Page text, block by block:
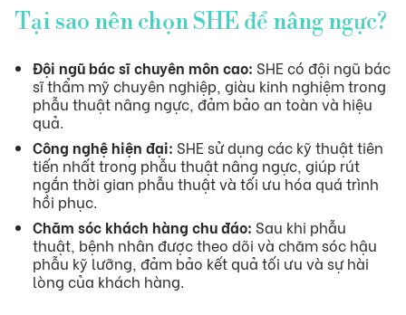
Tại sao nên chọn SHE để nâng ngực?
Đội ngũ bác sĩ chuyên môn cao: SHE có đội ngũ bác
sĩ thẩm mỹ chuyên nghiệp, giàu kinh nghiệm trong
phẫu thuật nâng ngực, đảm bảo an toàn và hiệu
quả.
Công nghệ hiện đại: SHE sử dụng các kỹ thuật tiên
tiến nhất trong phẫu thuật nâng ngực, giúp rút
ngắn thời gian phẫu thuật và tối ưu hóa quá trình
hồi phục.
Chăm sóc khách hàng chu đáo: Sau khi phẫu
thuật, bệnh nhân được theo dõi và chăm sóc hậu
phẫu kỹ lưỡng, đảm bảo kết quả tối ưu và sự hài
lòng của khách hàng.